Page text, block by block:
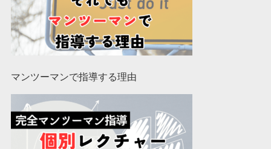
マンツーマンで指導する理由